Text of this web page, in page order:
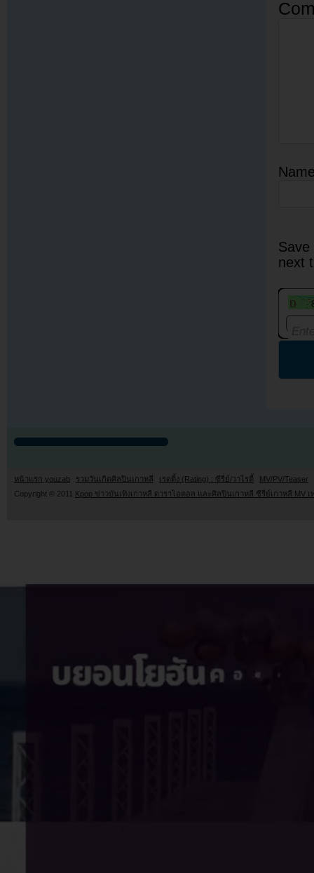
next
หน้าแรก youzab รวมวันเกิดศิลปินเกาหลี เรตติ้ง (Rating) : ซีรี่ย์/วาไรตี้
MV/PV/Teaser
Copyright © 2011
Kpop ข่าวบันเทิงเกาหลี ดาราไอดอล และศิลปินเกาหลี ซีรี่ย์เกาหลี MV